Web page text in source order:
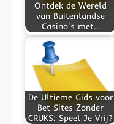
Ontdek de Wereld
van Buitenlandse
Casino's met…
De Ultieme Gids voor
Bet Sites Zonder
CRUKS: Speel Je Vrij?